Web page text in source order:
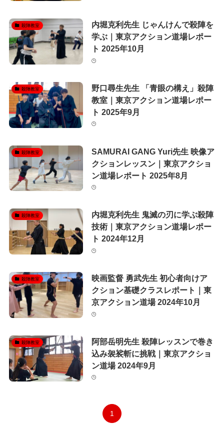
殺陣教室
内堀克利先生 じゃんけんで殺陣を
学ぶ｜東京アクション道場レポー
ト 2025年10月
殺陣教室
野口尋生先生 「青眼の構え」殺陣
教室｜東京アクション道場レポー
ト 2025年9月
殺陣教室
SAMURAI GANG Yuri先生 映像ア
クションレッスン｜東京アクショ
ン道場レポート 2025年8月
殺陣教室
内堀克利先生 鬼滅の刃に学ぶ殺陣
技術｜東京アクション道場レポー
ト 2024年12月
殺陣教室
映画監督 勇武先生 初心者向けア
クション基礎クラスレポート｜東
京アクション道場 2024年10月
殺陣教室
阿部岳明先生 殺陣レッスンで巻き
込み袈裟斬に挑戦｜東京アクショ
ン道場 2024年9月
1